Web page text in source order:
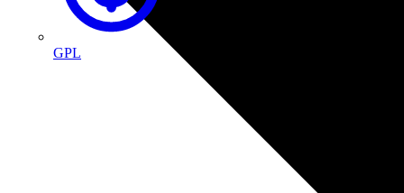
GPL